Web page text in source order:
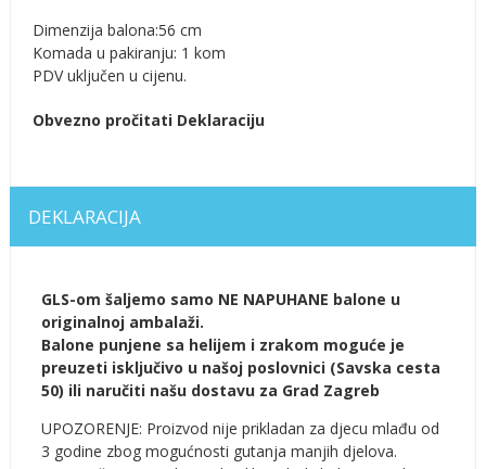
Dimenzija balona:56 cm
Komada u pakiranju: 1 kom
PDV uključen u cijenu.
Obvezno pročitati Deklaraciju
DEKLARACIJA
GLS-om šaljemo samo NE NAPUHANE balone u
originalnoj ambalaži.
Balone punjene sa helijem i zrakom moguće je
preuzeti isključivo u našoj poslovnici (Savska cesta
50) ili naručiti našu dostavu za Grad Zagreb
UPOZORENJE: Proizvod nije prikladan za djecu mlađu od
3 godine zbog mogućnosti gutanja manjih djelova.